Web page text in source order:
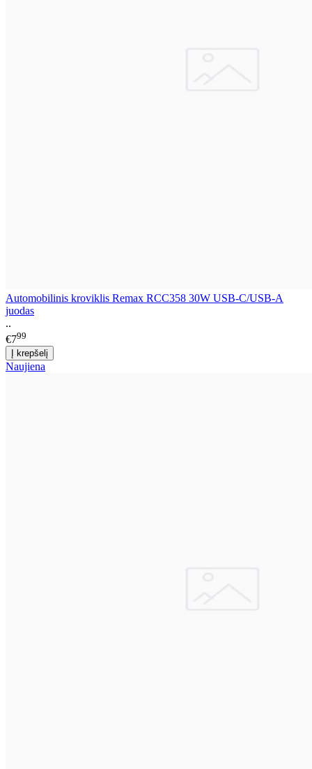
Automobilinis kroviklis Remax RCC358 30W USB-C/USB-A
juodas
..
€799
Naujiena